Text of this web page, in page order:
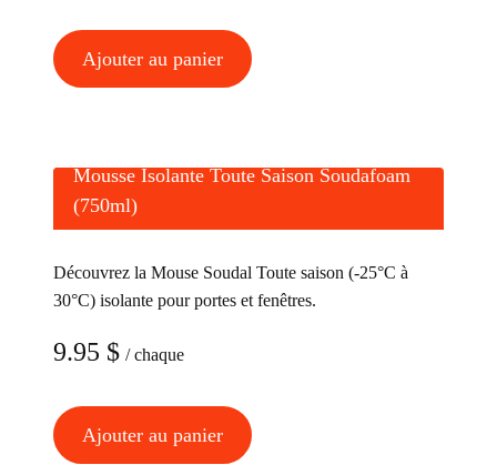
Ajouter au panier
Mousse Isolante Toute Saison Soudafoam
(750ml)
Découvrez la Mouse Soudal Toute saison (-25°C à
30°C) isolante pour portes et fenêtres.
9.95 $ / chaque
Ajouter au panier